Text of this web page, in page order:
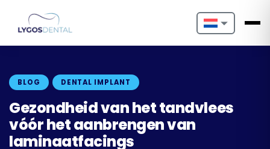
Nederlands
Français
BLOG DENTAL IMPLANT
Gezondheid van het tandvlees
vóór het aanbrengen van
laminaatfacings